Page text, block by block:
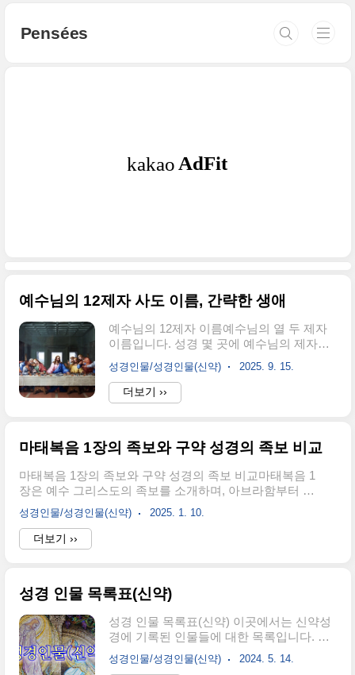
Pensées
예수님의 12제자 사도 이름, 간략한 생애
예수님의 12제자 이름예수님의 열 두 제자
이름입니다. 성경 몇 곳에 예수님의 제자들
목록이 있습니다. 그러나 소개하는 글이 특
이해 누구인지 헷갈리는 사람도 적지 않습
니다. 일단 성경에 나온 예수님의 제자들을
일목요연하게 정리했고, 가능한 헬라어와
음의 뜻은 복된 소식입니다. 복된 소식은 예
을 얻는다는 것입니다. 열두 사도의 직무는
복음을 증거 하는 일이며, 복음의 뜻을 명확
하게 설명하여 전하는 일이죠. 자 이제 열두
성경인물/성경인물(신약) 2025. 9. 15.
더보기 ››
마태복음 1장의 족보와 구약 성경의 족보 비교
마태복음 1장의 족보와 구약 성경의 족보 비교마태복음 1
장은 예수 그리스도의 족보를 소개하며, 아브라함부터 다
윗, 그리고 바벨론 포로 시기를 거쳐 예수님까지의 계보를
기록합니다. 구약 성경에도 여러 족보가 기록되어 있는데,
이 중 창세기, 룻기, 역대상에 나타난 족보와 비교할 수 있
습니다. 마태복음의 족보는 신학적 목적을 띠며, 구약의 족
의 족보를 세 부분으로 나눕니다. 아브라함부터 다윗까지
베레스와 세라 → 헤스론 → 람 → 암미나답 → 나손 → 살
몬 → 보아스 → 오벳 → 이새 → 다윗다윗부터 바벨론 포
로 시기까지 (1:7-1..
성경인물/성경인물(신약) 2025. 1. 10.
더보기 ››
성경 인물 목록표(신약)
성경 인물 목록표(신약) 이곳에서는 신약성
경에 기록된 인물들에 대한 목록입니다. 자
세한 내용은 각 인물에서 확인할 수 있습니
다. [복음서의 인물들] 요셉(예수의 아버
성경인물/성경인물(신약) 2024. 5. 14.